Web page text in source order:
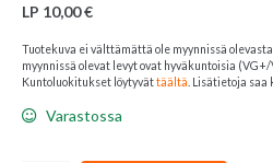
LP 10,00€
Tuotekuva ei välttämättä ole myynnissä
myynnissä olevat levyt ovat hyväkuntoisia
Kuntoluokitukset löytyvättäältä . Lisätietoja
Varastossa